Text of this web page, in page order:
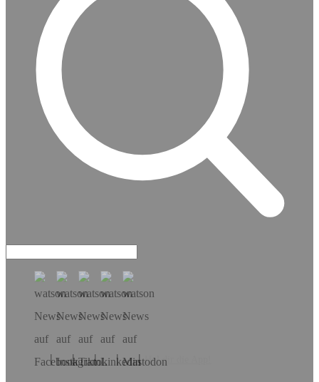
Hol dir die App!